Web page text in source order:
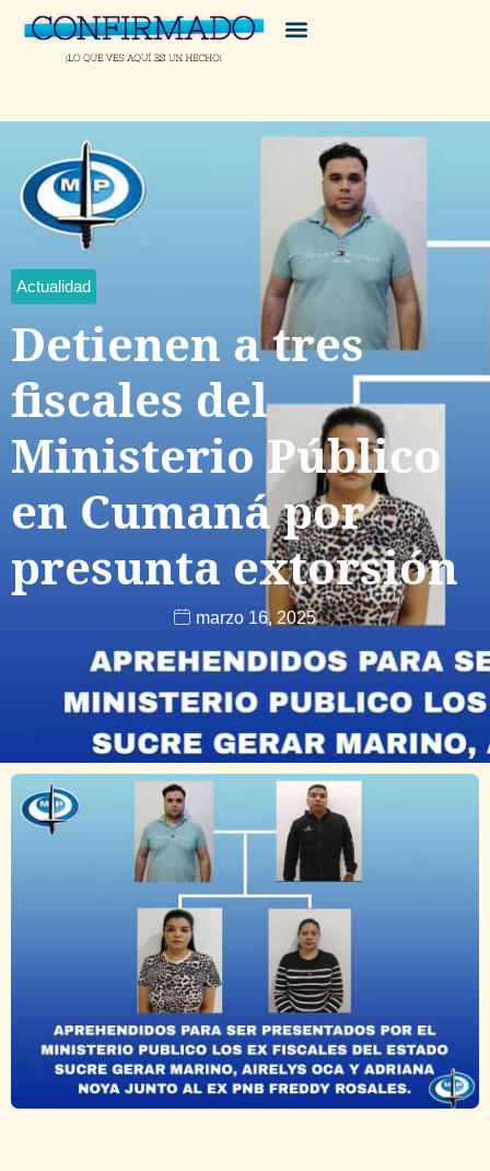
Actualidad
Detienen a tres
fiscales del
Ministerio Público
en Cumaná por
presunta extorsión
marzo 16, 2025